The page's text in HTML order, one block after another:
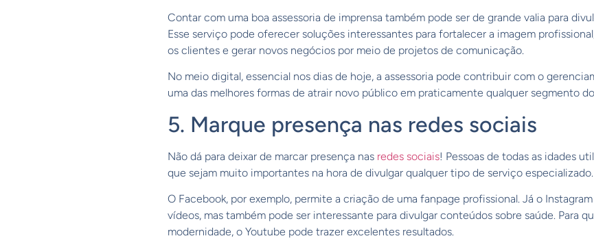
Contar com uma boa assessoria de imprensa também pode ser de grande valia para
Esse serviço pode oferecer soluções interessantes para fortalecer a imagem
os clientes e gerar novos negócios por meio de projetos de comunicação.
No meio digital, essencial nos dias de hoje, a assessoria pode contribuir com o
uma das melhores formas de atrair novo público em praticamente qualquer segmento
5. Marque presença nas redes sociais
Não dá para deixar de marcar presença nas redes sociais! Pessoas de todas as idades
que sejam muito importantes na hora de divulgar qualquer tipo de serviço especializado.
O Facebook, por exemplo, permite a criação de uma fanpage profissional. Já o
vídeos, mas também pode ser interessante para divulgar conteúdos sobre saúde. Para
modernidade, o Youtube pode trazer excelentes resultados.